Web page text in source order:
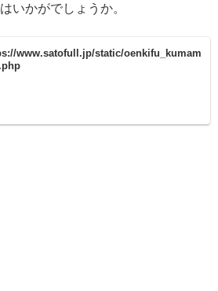
いかがでしょうか。
www.satofull.jp/static/oenkifu_kumam